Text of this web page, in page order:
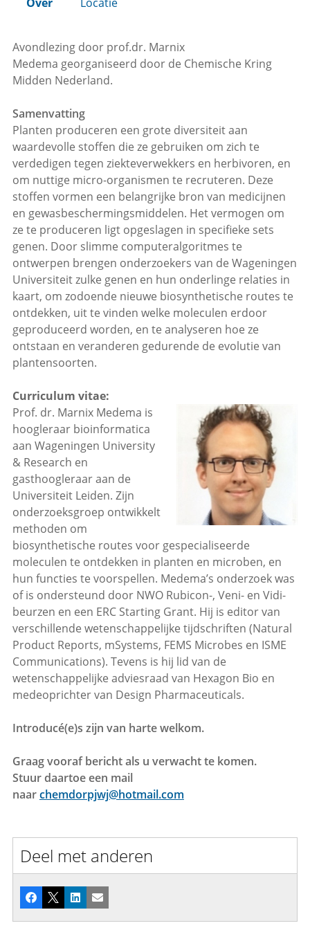
Avondlezing door prof.dr. Marnix
Medema georganiseerd door de Chemische Kring
Midden Nederland.
Samenvatting
Planten produceren een grote diversiteit aan
waardevolle stoffen die ze gebruiken om zich te
verdedigen tegen ziekteverwekkers en herbivoren, en
om nuttige micro-organismen te recruteren. Deze
stoffen vormen een belangrijke bron van medicijnen
en gewasbeschermingsmiddelen. Het vermogen om
ze te produceren ligt opgeslagen in specifieke sets
genen. Door slimme computeralgoritmes te
ontwerpen brengen onderzoekers van de Wageningen
Universiteit zulke genen en hun onderlinge relaties in
kaart, om zodoende nieuwe biosynthetische routes te
ontdekken, uit te vinden welke moleculen erdoor
geproduceerd worden, en te analyseren hoe ze
ontstaan en veranderen gedurende de evolutie van
plantensoorten.
Curriculum vitae:
Prof. dr. Marnix Medema is
hoogleraar bioinformatica
aan Wageningen University
& Research en
gasthoogleraar aan de
Universiteit Leiden. Zijn
onderzoeksgroep ontwikkelt
methoden om
biosynthetische routes voor gespecialiseerde
moleculen te ontdekken in planten en microben, en
hun functies te voorspellen. Medema’s onderzoek was
of is ondersteund door NWO Rubicon-, Veni- en Vidi-
beurzen en een ERC Starting Grant. Hij is editor van
verschillende wetenschappelijke tijdschriften (Natural
Product Reports, mSystems, FEMS Microbes en ISME
Communications). Tevens is hij lid van de
wetenschappelijke adviesraad van Hexagon Bio en
medeoprichter van Design Pharmaceuticals.
Introducé(e)s zijn van harte welkom.
Graag vooraf bericht als u verwacht te komen.
Stuur daartoe een mail
naarchemdorpjwj@hotmail.com
Deel met anderen
Facebook
X LinkedInE-mail